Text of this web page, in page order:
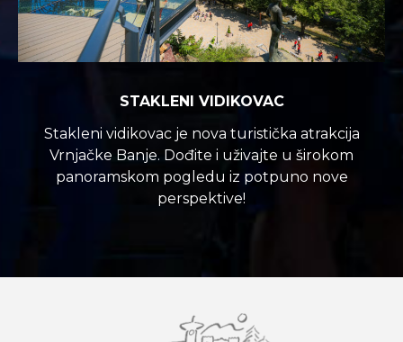
STAKLENI VIDIKOVAC
Stakleni vidikovac je nova turistička atrakcija
Vrnjačke Banje. Dođite i uživajte u širokom
panoramskom pogledu iz potpuno nove
perspektive!